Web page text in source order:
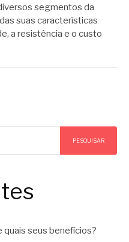
segmentos da
suas características
a resistência e o custo
PESQUISAR
quais seus benefícios?